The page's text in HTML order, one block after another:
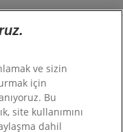
ve sizin
için
Bu
site kullanımını
dahil